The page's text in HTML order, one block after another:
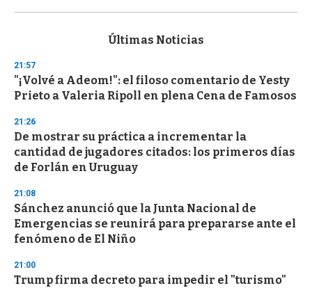
s
d
s
o
f
3
s
c
o
d
s
Últimas Noticias
21:57
"¡Volvé a Adeom!": el filoso comentario de Yesty
Prieto a Valeria Ripoll en plena Cena de Famosos
21:26
De mostrar su práctica a incrementar la
cantidad de jugadores citados: los primeros días
de Forlán en Uruguay
21:08
Sánchez anunció que la Junta Nacional de
Emergencias se reunirá para prepararse ante el
fenómeno de El Niño
21:00
Trump firma decreto para impedir el "turismo"